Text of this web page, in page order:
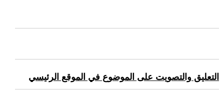
التعليق والتصويت على الموضوع في الموقع الرئيسي